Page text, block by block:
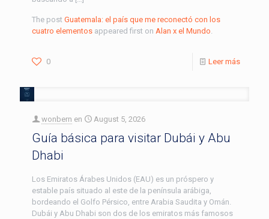
The post Guatemala: el país que me reconectó con los
cuatro elementos appeared first on Alan x el Mundo
0 Leer más
wonbern en August 5, 2026
Guía básica para visitar Dubái y Abu
Dhabi
Los Emiratos Árabes Unidos (EAU) es un próspero y
estable país situado al este de la península arábiga,
bordeando el Golfo Pérsico, entre Arabia Saudita y Omán.
Dubái y Abu Dhabi son dos de los emiratos más famosos